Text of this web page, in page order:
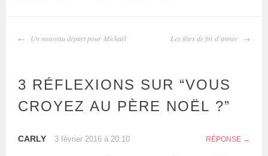
Un nouveau départ pour Michaël Les fêtes de fin d’année
3 RÉFLEXIONS SUR “VOUS
CROYEZ AU PÈRE NOËL ?”
CARLY 3 février 2016 à 20:10 RÉPONSE